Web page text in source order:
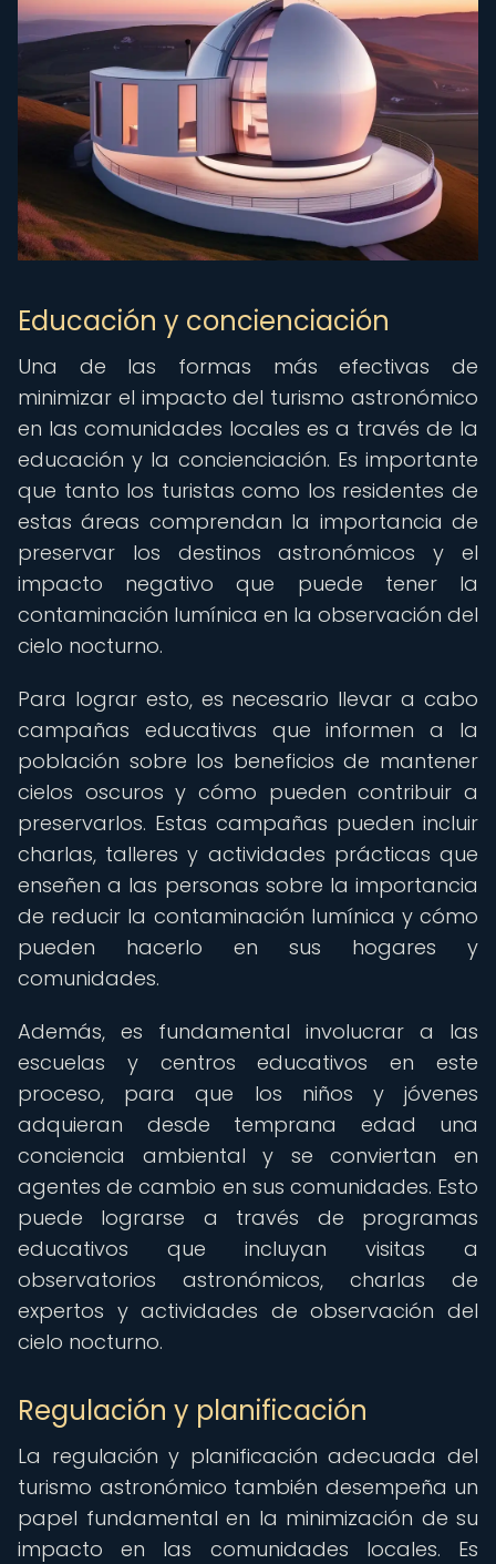
Educación y concienciación
Una de las formas más efectivas de
minimizar el impacto del turismo astronómico
en las comunidades locales es a través de la
educación y la concienciación. Es importante
que tanto los turistas como los residentes de
estas áreas comprendan la importancia de
preservar los destinos astronómicos y el
impacto negativo que puede tener la
contaminación lumínica en la observación del
cielo nocturno.
Para lograr esto, es necesario llevar a cabo
campañas educativas que informen a la
población sobre los beneficios de mantener
cielos oscuros y cómo pueden contribuir a
preservarlos. Estas campañas pueden incluir
charlas, talleres y actividades prácticas que
enseñen a las personas sobre la importancia
de reducir la contaminación lumínica y cómo
pueden hacerlo en sus hogares y
comunidades.
Además, es fundamental involucrar a las
escuelas y centros educativos en este
proceso, para que los niños y jóvenes
adquieran desde temprana edad una
conciencia ambiental y se conviertan en
agentes de cambio en sus comunidades. Esto
puede lograrse a través de programas
educativos que incluyan visitas a
observatorios astronómicos, charlas de
expertos y actividades de observación del
cielo nocturno.
Regulación y planificación
La regulación y planificación adecuada del
turismo astronómico también desempeña un
papel fundamental en la minimización de su
impacto en las comunidades locales. Es